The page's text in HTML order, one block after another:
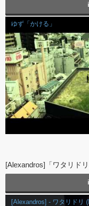
ゆず「かける」
[Alexandros]「ワタリドリ
[Alexandros] - ワタリドリ